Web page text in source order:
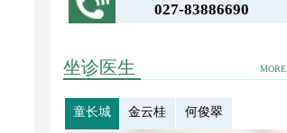
027-83886690
MORE
坐诊医生
童长城 金云桂 何俊翠